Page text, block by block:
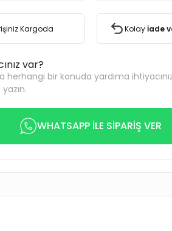
Kargoda Kolayİade
var?
herhangi bir konuda yardıma
WHATSAPP İLE SİPARİŞ VER